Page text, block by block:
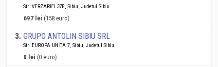
Str. VERZARIEI 37B, Sibiu, Judetul Sibiu
697 lei (158 euro)
3. GRUPO ANTOLIN SIBIU SRL
Str. EUROPA UNITA 7, Sibiu, Judetul Sibiu
0 lei (0 euro)